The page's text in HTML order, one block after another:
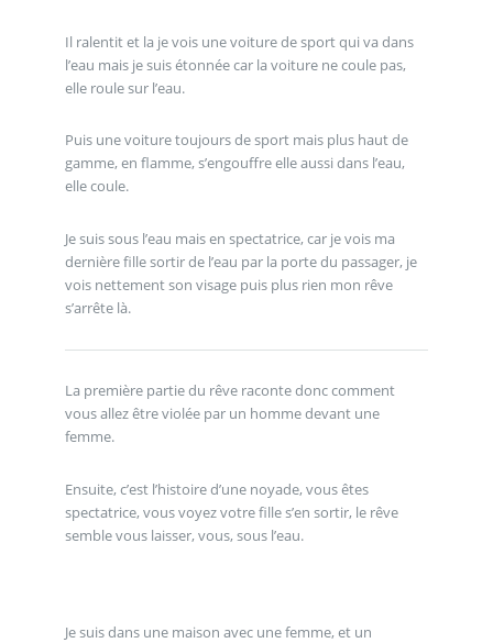
Il ralentit et la je vois une voiture de sport qui va dans
l’eau mais je suis étonnée car la voiture ne coule pas,
elle roule sur l’eau.
Puis une voiture toujours de sport mais plus haut de
gamme, en flamme, s’engouffre elle aussi dans l’eau,
elle coule.
Je suis sous l’eau mais en spectatrice, car je vois ma
dernière fille sortir de l’eau par la porte du passager, je
vois nettement son visage puis plus rien mon rêve
s’arrête là.
La première partie du rêve raconte donc comment
vous allez être violée par un homme devant une
femme.
Ensuite, c’est l’histoire d’une noyade, vous êtes
spectatrice, vous voyez votre fille s’en sortir, le rêve
semble vous laisser, vous, sous l’eau.
Je suis dans une maison avec une femme, et un